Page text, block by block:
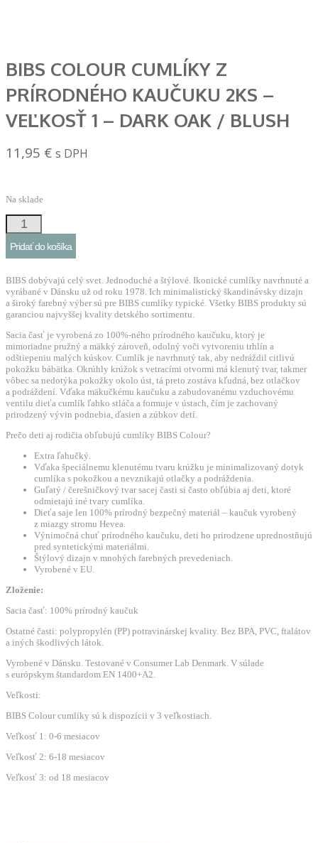
BIBS COLOUR CUMLÍKY Z
PRÍRODNÉHO KAUČUKU 2KS –
VEĽKOSŤ 1 – DARK OAK / BLUSH
11,95 € s DPH
Na sklade
množstvo
Colour
z
prírodného
2ks
-
veľkosť
1
Pridať do košíka
BIBS dobývajú celý svet. Jednoduché a štýlové. Ikonické cumlíky navrhnuté a
vyrábané v Dánsku už od roku 1978. Ich minimalistický škandinávsky dizajn
a široký farebný výber sú pre BIBS cumlíky typické. Všetky BIBS produkty sú
garanciou najvyššej kvality detského sortimentu.
Sacia časť je vyrobená zo 100%-ného prírodného kaučuku, ktorý je
mimoriadne pružný a mäkký zároveň, odolný voči vytvoreniu trhlín a
odštiepeniu malých kúskov. Cumlík je navrhnutý tak, aby nedráždil citlivú
pokožku bábätka. Okrúhly krúžok s vetracími otvormi má klenutý tvar, takmer
vôbec sa nedotýka pokožky okolo úst, tá preto zostáva kľudná, bez otlačkov
a podráždení. Vďaka mäkučkému kaučuku a zabudovanému vzduchovému
ventilu dieťa cumlík ľahko stláča a formuje v ústach, čím je zachovaný
prirodzený vývin podnebia, ďasien a zúbkov detí.
Prečo deti aj rodičia obľubujú cumlíky BIBS Colour?
Extra ľahučký.
Vďaka špeciálnemu klenutému tvaru krúžku je minimalizovaný dotyk
cumlíka s pokožkou a nevznikajú otlačky a podráždenia.
Guľatý / čerešničkový tvar sacej časti si často obľúbia aj deti, ktoré
odmietajú iné tvary cumlíka.
Dieťa saje len 100% prírodný bezpečný materiál – kaučuk vyrobený
z miazgy stromu Hevea.
Výnimočná chuť prírodného kaučuku, deti ho prirodzene uprednostňujú
pred syntetickými materiálmi.
Štýlový dizajn v mnohých farebných prevedeniach.
Vyrobené v EU.
Zloženie:
Sacia časť: 100% prírodný kaučuk
Ostatné časti: polypropylén (PP) potravinárskej kvality. Bez BPA, PVC, ftalátov
a iných škodlivých látok.
Vyrobené v Dánsku. Testované v Consumer Lab Denmark. V súlade
s európskym štandardom EN 1400+A2.
Veľkosti:
BIBS Colour cumlíky sú k dispozícii v 3 veľkostiach.
Veľkosť 1: 0-6 mesiacov
Veľkosť 2: 6-18 mesiacov
Veľkosť 3: od 18 mesiacov